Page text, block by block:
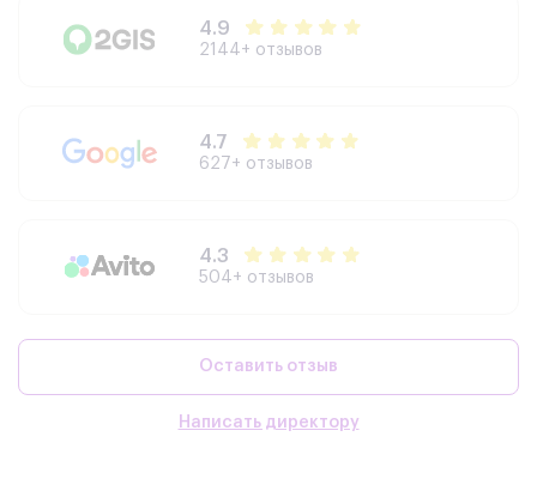
4.9
2144+ отзывов
4.7
627+ отзывов
4.3
504+ отзывов
Оставить отзыв
Написать директору